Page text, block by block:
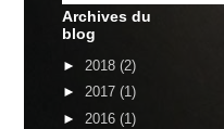
Archives du
blog
► 2018 (2)
► 2017 (1)
► 2016 (1)